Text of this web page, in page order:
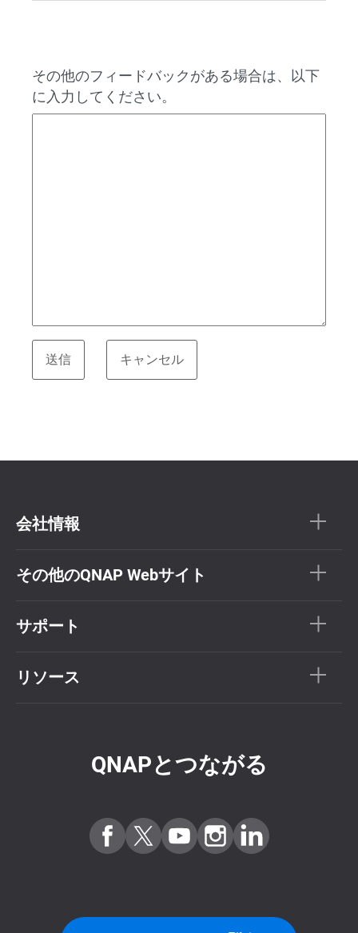
その他のフィードバックがある場合は、以下
に入力してください。
会社情報
その他のQNAP Webサイト
サポート
リソース
QNAPとつながる